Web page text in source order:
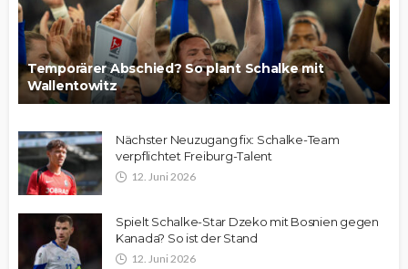
Temporärer Abschied? So plant Schalke mit
Wallentowitz
Nächster Neuzugang fix: Schalke-Team
verpflichtet Freiburg-Talent
12. Juni 2026
Spielt Schalke-Star Dzeko mit Bosnien gegen
Kanada? So ist der Stand
12. Juni 2026